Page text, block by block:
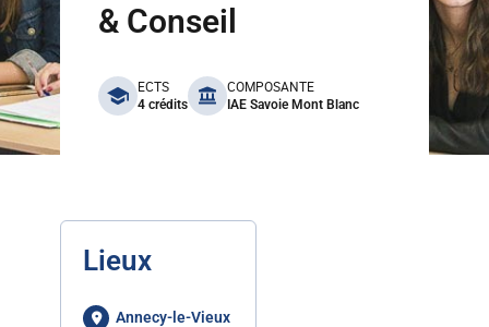
& Conseil
benefits
ECTS
4 crédits
COMPOSANTE
IAE Savoie Mont Blanc
Lieux
Annecy-le-Vieux